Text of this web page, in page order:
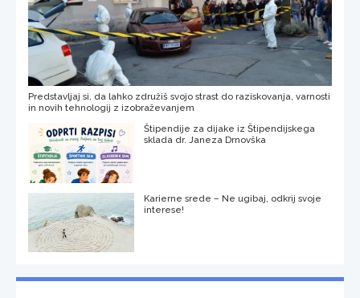
Predstavljaj si, da lahko združiš svojo strast do raziskovanja, varnosti
in novih tehnologij z izobraževanjem
Štipendije za dijake iz Štipendijskega
sklada dr. Janeza Drnovška
Karierne srede – Ne ugibaj, odkrij svoje
interese!